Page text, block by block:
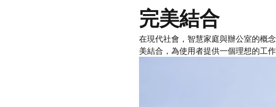
完美結合
在現代社會，智慧家庭與辦公室的概
美結合，為使用者提供一個理想的工作